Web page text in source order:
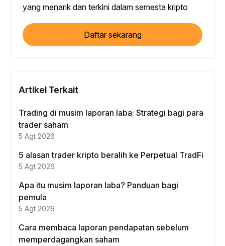
yang menarik dan terkini dalam semesta kripto
Daftar sekarang
Artikel Terkait
Trading di musim laporan laba: Strategi bagi para
trader saham
5 Agt 2026
5 alasan trader kripto beralih ke Perpetual TradFi
5 Agt 2026
Apa itu musim laporan laba? Panduan bagi
pemula
5 Agt 2026
Cara membaca laporan pendapatan sebelum
memperdagangkan saham